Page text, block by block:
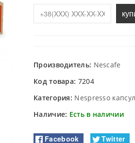
Производитель: Nescafe
Код товара: 7204
Категория: Nespresso
Наличие: Есть в наличии
Facebook Twitter